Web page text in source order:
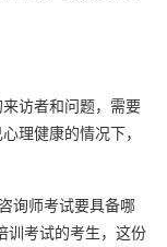
访者和问题，需要
理健康的情况下，
询师考试要具备哪
训考试的考生，这份